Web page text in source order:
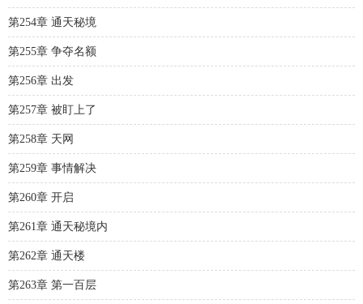
第254章 通天秘境
第255章 争夺名额
第256章 出发
第257章 被盯上了
第258章 天网
第259章 事情解决
第260章 开启
第261章 通天秘境内
第262章 通天楼
第263章 第一百层